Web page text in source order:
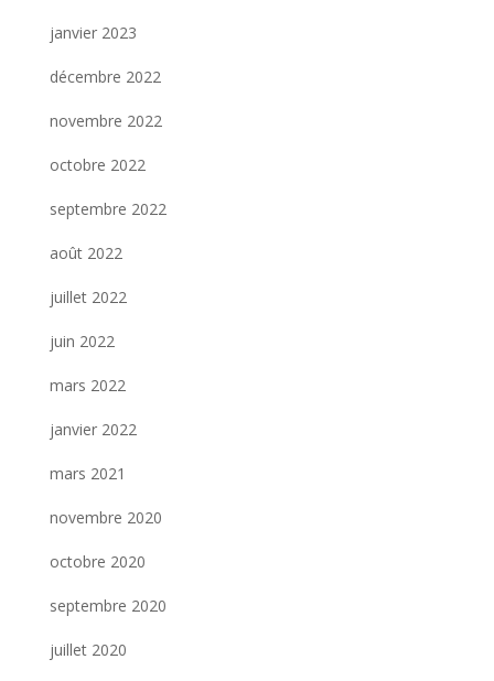
janvier 2023
décembre 2022
novembre 2022
octobre 2022
septembre 2022
août 2022
juillet 2022
juin 2022
mars 2022
janvier 2022
mars 2021
novembre 2020
octobre 2020
septembre 2020
juillet 2020